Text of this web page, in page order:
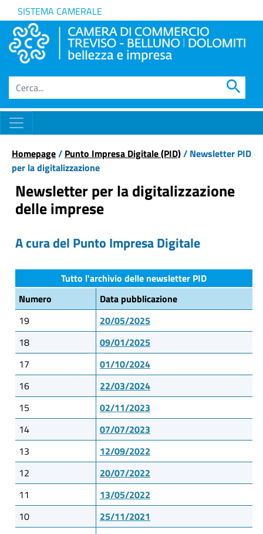
SISTEMA CAMERALE
search
Homepage/ Punto Impresa Digitale (PID)/ Newsletter PID
per la digitalizzazione
Newsletter per la digitalizzazione
delle imprese
A cura del Punto Impresa Digitale
Tutto l'archivio delle newsletter PID
Numero
Data pubblicazione
19
20/05/2025
18
09/01/2025
17
01/10/2024
16
22/03/2024
15
02/11/2023
14
07/07/2023
13
12/09/2022
12
20/07/2022
11
13/05/2022
10
25/11/2021